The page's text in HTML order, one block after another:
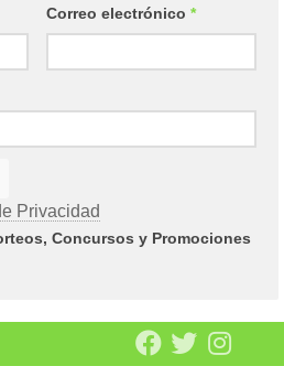
Correo electrónico *
Privacidad
Concursos y Promociones